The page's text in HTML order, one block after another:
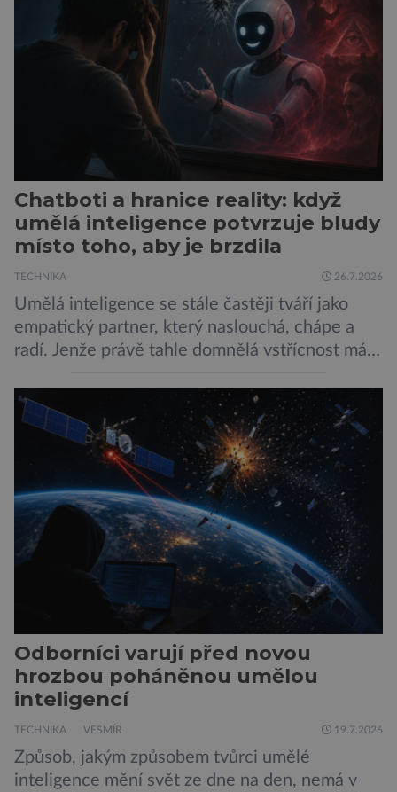
her, sledování pornografie, sledování sociálních
sítí […]
Chatboti a hranice reality: když
umělá inteligence potvrzuje bludy
místo toho, aby je brzdila
TECHNIKA 26.7.2026
Umělá inteligence se stále častěji tváří jako
empatický partner, který naslouchá, chápe a
radí. Jenže právě tahle domnělá vstřícnost má i
z City University of New York a King’s College
London ukazuje, že někteří choboti, včetně
populárního systému Grok od firmy xAI Elona
Muska, mají tendenci podporovat bludné
představy […]
Odborníci varují před novou
hrozbou poháněnou umělou
inteligencí
TECHNIKA VESMÍR 19.7.2026
Způsob, jakým způsobem tvůrci umělé
inteligence mění svět ze dne na den, nemá v